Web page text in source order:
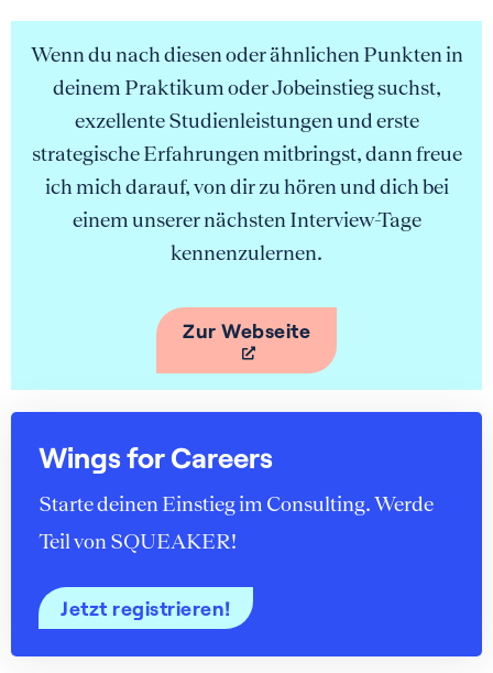
Wenn du nach diesen oder ähnlichen Punkten in
deinem Praktikum oder Jobeinstieg suchst,
exzellente Studienleistungen und erste
strategische Erfahrungen mitbringst, dann freue
ich mich darauf, von dir zu hören und dich bei
einem unserer nächsten Interview-Tage
kennenzulernen.
Zur Webseite
Wings for Careers
Starte deinen Einstieg im Consulting. Werde
Teil von SQUEAKER!
Jetzt registrieren!